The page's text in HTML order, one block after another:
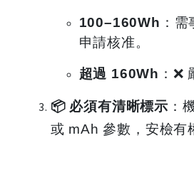
100–160Wh ：
申請核准。
超過 160Wh ： ❌
📦 必須有清晰標示 ：
或 mAh 參數，安檢有